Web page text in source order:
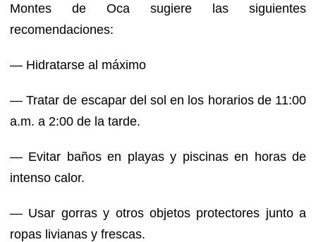
Montes de Oca sugiere las siguientes
recomendaciones:
— Hidratarse al máximo
— Tratar de escapar del sol en los horarios de 11:00
a.m. a 2:00 de la tarde.
— Evitar baños en playas y piscinas en horas de
intenso calor.
— Usar gorras y otros objetos protectores junto a
ropas livianas y frescas.